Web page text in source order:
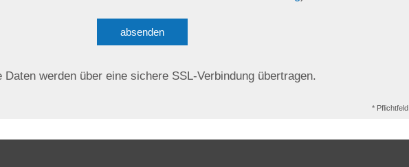
absenden
Daten werden über eine sichere SSL-Verbindung übertragen.
* Pflichtfeld